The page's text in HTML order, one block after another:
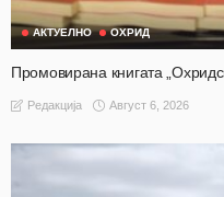
АКТУЕЛНО ОХРИД
Промовирана книгата
Редакција Август 6, 2026